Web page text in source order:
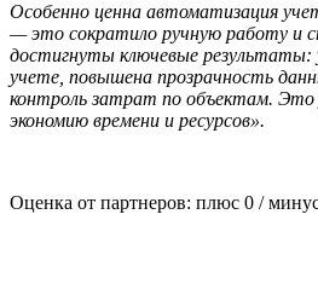
Особенно ценна автоматизация
— это сократило ручную работу и
достигнуты ключевые
учете, повышена прозрачность
контроль затрат по объектам.
экономию времени и ресурсов».
Оценка от партнеров: плюс 0 /